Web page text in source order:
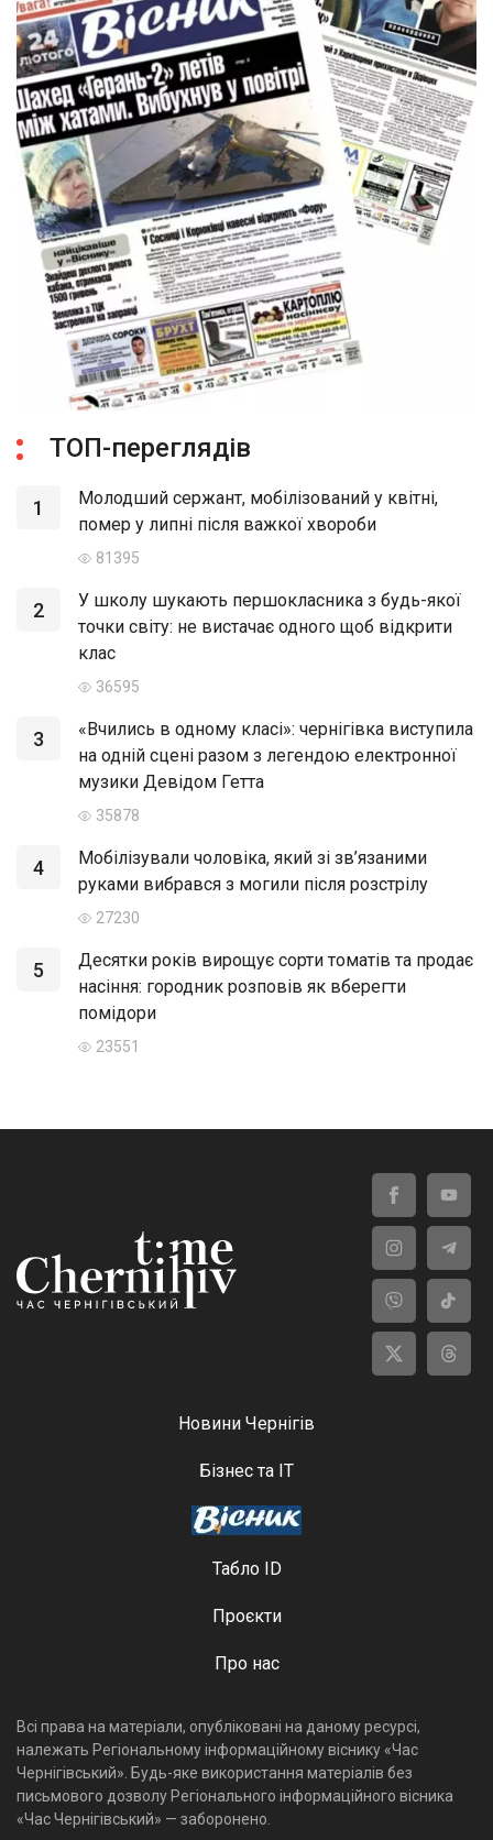
ТОП-переглядів
1
Молодший сержант, мобілізований у квітні,
помер у липні після важкої хвороби
81395
2
У школу шукають першокласника з будь-якої
точки світу: не вистачає одного щоб відкрити
клас
36595
3
«Вчились в одному класі»: чернігівка виступила
на одній сцені разом з легендою електронної
музики Девідом Гетта
35878
4
Мобілізували чоловіка, який зі зв’язаними
руками вибрався з могили після розстрілу
27230
5
Десятки років вирощує сорти томатів та продає
насіння: городник розповів як вберегти
помідори
23551
Новини Чернігів
Бізнес та ІТ
Табло ID
Проєкти
Про нас
Всі права на матеріали, опубліковані на даному ресурсі,
належать Регіональному інформаційному віснику «Час
Чернігівський». Будь-яке використання матеріалів без
письмового дозволу Регіонального інформаційного вісника
«Час Чернігівський» — заборонено.